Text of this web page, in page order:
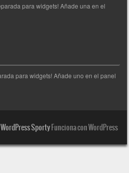
para widgets! Añade una en el
para widgets! Añade uno en el panel
SportyFunciona con WordPress